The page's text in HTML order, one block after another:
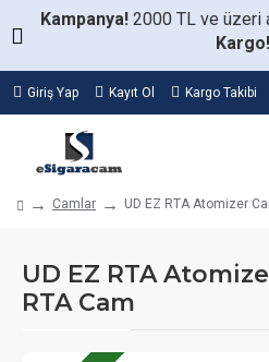
Kampanya! 2000 TL ve üzeri
Kargo!
Giriş Yap Kayıt Ol Kargo Takibi
Camlar UD EZ RTA Atomizer
UD EZ RTA
RTA Cam